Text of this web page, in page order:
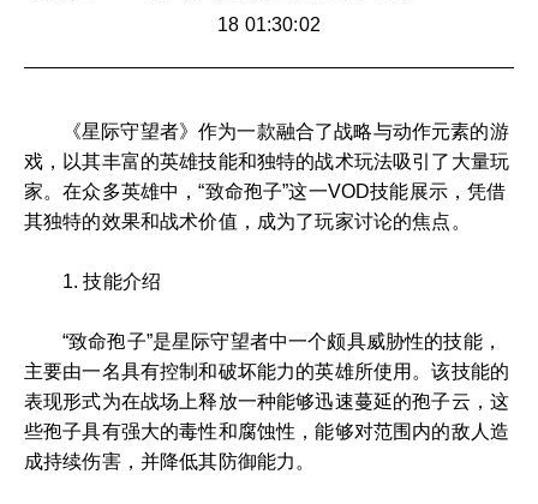
18 01:30:02
《星际守望者》作为一款融合了战略与动作元素的游
戏，以其丰富的英雄技能和独特的战术玩法吸引了大量玩
家。在众多英雄中，“致命孢子”这一VOD技能展示，凭借
其独特的效果和战术价值，成为了玩家讨论的焦点。
1. 技能介绍
“致命孢子”是星际守望者中一个颇具威胁性的技能，
主要由一名具有控制和破坏能力的英雄所使用。该技能的
表现形式为在战场上释放一种能够迅速蔓延的孢子云，这
些孢子具有强大的毒性和腐蚀性，能够对范围内的敌人造
成持续伤害，并降低其防御能力。